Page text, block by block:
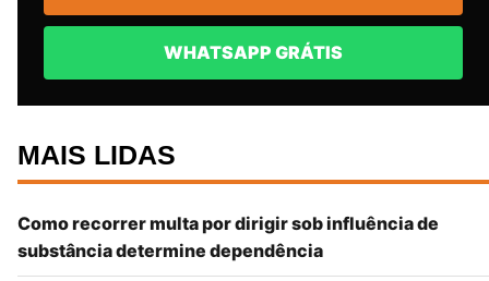
WHATSAPP GRÁTIS
MAIS LIDAS
Como recorrer multa por dirigir sob influência de
substância determine dependência